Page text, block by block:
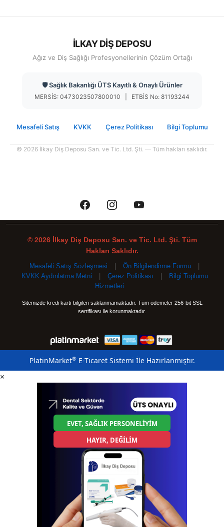
İLKAY DİŞ DEPOSU
Ağız ve Diş Sağlığı Profesyonellerinin Çözüm Ortağı
🛡️ Sağlık Bakanlığı ÜTS Kayıtlı & Onaylı Ürünler
MERSİS: 0473023507800010 | ETBİS No: 81193244
Mesafeli Satış KVKK Çerez Politikası Bilgi Toplumu
© 2026 İlkay Diş Deposu San. ve Tic. Ltd. Şti. — Tüm hakları saklıdır.
© 2026 İlkay Diş Deposu San. ve Tic. Ltd. Şti. Tüm
Hakları Saklıdır.
Mesafeli Satış Sözleşmesi Ön Bilgilendirme Formu
KVKK Aydınlatma Metni
Çerez Politikası
Bilgi Toplumu
Hizmetleri
Sitemizde kredi kartı bilgileri saklanmamaktadır. Tüm ödemeler 256-bit SSL
sertifikası ile korunmaktadır.
PlatinMarket®E-Ticaret Sistemi İle Hazırlanmıştır.
×
EVET, SAĞLIK PERSONELİYİM
HAYIR, DEĞİLİM